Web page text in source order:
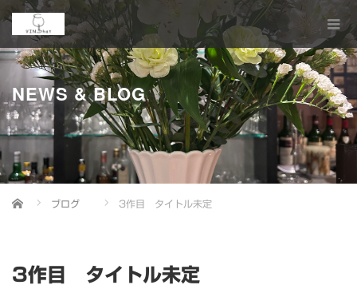
NEWS & BLOG
Home ブログ 3作目 タイトル未定
3作目 タイトル未定